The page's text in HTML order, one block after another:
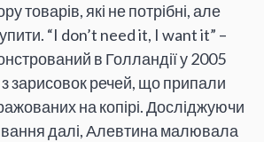
товарів, які не потрібні, але
“I don’t need it, I want it” –
в Голландії у 2005
зарисовок речей, що припали
на копірі. Досліджуючи
далі, Алевтина малювала